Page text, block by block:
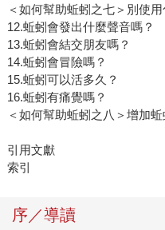
＜如何幫助蚯蚓之七＞別使
12.蚯蚓會發出什麼聲音嗎？
13.蚯蚓會結交朋友嗎？
14.蚯蚓會冒險嗎？
15.蚯蚓可以活多久？
16.蚯蚓有痛覺嗎？
＜如何幫助蚯蚓之八＞增加
引用文獻
索引
序／導讀